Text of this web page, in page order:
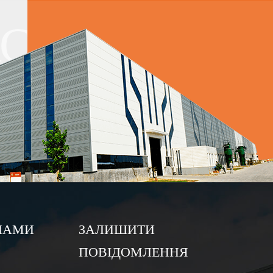
оцинкованої
ЗАЛИШИТИ
ПОВІДОМЛЕННЯ